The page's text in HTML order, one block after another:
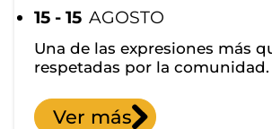
15 - 15 AGOSTO
Una de las expresiones más
respetadas por la comunidad.
Ver más